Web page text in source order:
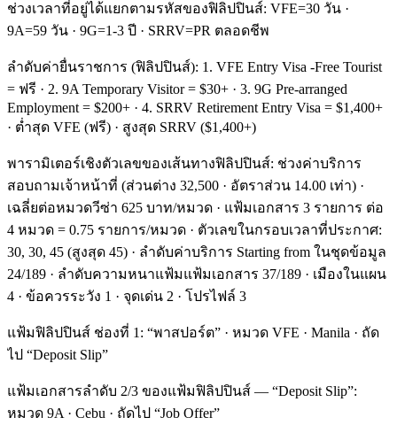
ช่วงเวลาที่อยู่ได้แยกตามรหัสของฟิลิปปินส์: VFE=30 วัน ·
9A=59 วัน · 9G=1-3 ปี · SRRV=PR ตลอดชีพ
ลำดับค่ายื่นราชการ (ฟิลิปปินส์): 1. VFE Entry Visa -Free Tourist
= ฟรี · 2. 9A Temporary Visitor = $30+ · 3. 9G Pre-arranged
Employment = $200+ · 4. SRRV Retirement Entry Visa = $1,400+
· ต่ำสุด VFE (ฟรี) · สูงสุด SRRV ($1,400+)
พารามิเตอร์เชิงตัวเลขของเส้นทางฟิลิปปินส์: ช่วงค่าบริการ
สอบถามเจ้าหน้าที่ (ส่วนต่าง 32,500 · อัตราส่วน 14.00 เท่า) ·
เฉลี่ยต่อหมวดวีซ่า 625 บาท/หมวด · แฟ้มเอกสาร 3 รายการ ต่อ
4 หมวด = 0.75 รายการ/หมวด · ตัวเลขในกรอบเวลาที่ประกาศ:
30, 30, 45 (สูงสุด 45) · ลำดับค่าบริการ Starting from ในชุดข้อมูล
24/189 · ลำดับความหนาแฟ้มแฟ้มเอกสาร 37/189 · เมืองในแผน
4 · ข้อควรระวัง 1 · จุดเด่น 2 · โปรไฟล์ 3
แฟ้มฟิลิปปินส์ ช่องที่ 1: “พาสปอร์ต” · หมวด VFE · Manila · ถัด
ไป “Deposit Slip”
แฟ้มเอกสารลำดับ 2/3 ของแฟ้มฟิลิปปินส์ — “Deposit Slip”:
หมวด 9A · Cebu · ถัดไป “Job Offer”